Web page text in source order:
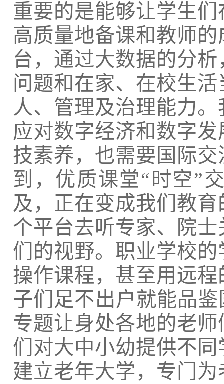
重要的是能够让学生
高质量地备课和教师
台，通过大数据的分
问题和在家、在校生
人、管理及治理能力
应对数字经济和数字
技素养，也需要国际
到，优质课堂“时空”
及，正在变成我们教
个平台去听专家、院
们的视野。职业学校
操作课程，甚至用远
子们足不出户就能品
专题让身处各地的老
们对大中小幼提供不
建立老年大学，专门